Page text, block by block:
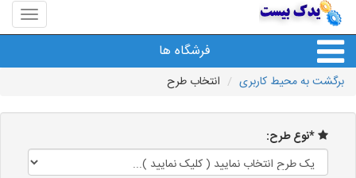
منوی
سایت
بیست
فرشگاه ها
برگشت به محیط کاربری انتخاب طرح
*نوع طرح: